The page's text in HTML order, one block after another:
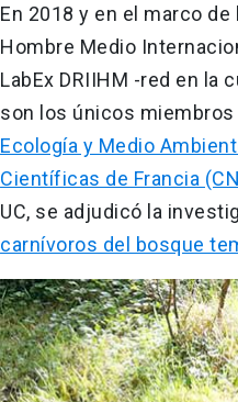
En 2018 y en el marco
Hombre Medio
LabEx DRIIHM -red en la
son los únicos miembros
Ecología y Medio
Científicas de Francia
UC, se adjudicó la
carnívoros del bosque